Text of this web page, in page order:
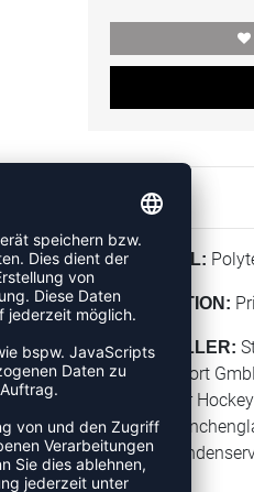
Das
und
MATERIAL:
KOLLEKTION:
HERSTELLER:
Stanno Sport
Warsteiner
41179
E-Mail: